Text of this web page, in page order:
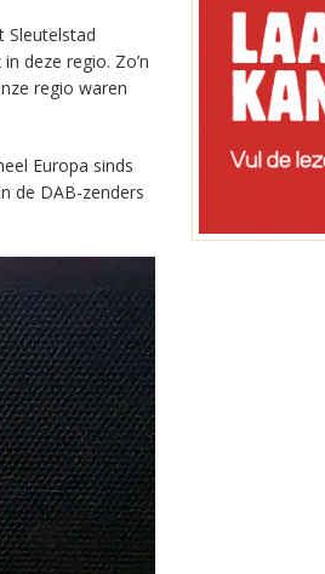
Sleutelstad
deze regio. Zo’n
regio waren
Europa sinds
de DAB-zenders